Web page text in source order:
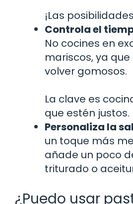
¡Las
Controla el
No cocines en
mariscos, ya
volver gomosos.
La clave es
que estén justos.
Personaliza la
un toque más
añade un poco
triturado o
¿Puedo usar